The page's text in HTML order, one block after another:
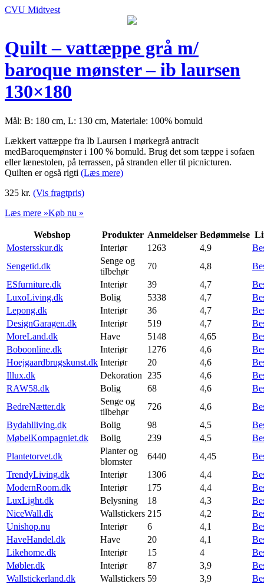
CVU Midtvest
Quilt – vattæppe grå m/
baroque mønster – ib laursen
130×180
Mål: B: 180 cm, L: 130 cm, Materiale: 100% bomuld
Lækkert vattæppe fra Ib Laursen i mørkegrå antracit
medBaroquemønster i 100 % bomuld. Brug det som tæppe i sofaen
eller lænestolen, på terrassen, på stranden eller til picnicturen.
Quilten er også rigti (Læs mere)
325 kr. (Vis fragtpris)
Læs mere »Køb nu »
Webshop Produkter Anmeldelser Bedømmelse
Mostersskur.dk
Interiør 1263 4,9
Sengetid.dk
Senge og
tilbehør
70 4,8
ESfurniture.dk
Interiør 39 4,7
LuxoLiving.dk
Bolig 5338 4,7
Lepong.dk
Interiør 36 4,7
DesignGaragen.dk
Interiør 519 4,7
MoreLand.dk
Have 5148 4,65
Boboonline.dk
Interiør 1276 4,6
Hoejgaardbrugskunst.dk Interiør 20 4,6
Illux.dk
Dekoration 235 4,6
RAW58.dk
Bolig 68 4,6
BedreNætter.dk
Senge og
tilbehør
726 4,6
Bydahlliving.dk
Bolig 98 4,5
MøbelKompagniet.dk
Bolig 239 4,5
Plantetorvet.dk
Planter og
blomster
6440 4,45
TrendyLiving.dk
Interiør 1306 4,4
ModernRoom.dk
Interiør 175 4,4
LuxLight.dk
Belysning 18 4,3
NiceWall.dk
Wallstickers 215 4,2
Unishop.nu
Interiør 6 4,1
HaveHandel.dk
Have 20 4,1
Likehome.dk
Interiør 15 4
Møbler.dk
Interiør 87 3,9
Wallstickerland.dk
Wallstickers 59 3,9